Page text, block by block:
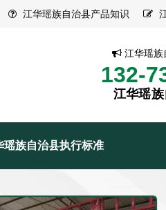
江华瑶族自治县产品知识
江华瑶族
132-
江华瑶
瑶族自治县执行标准